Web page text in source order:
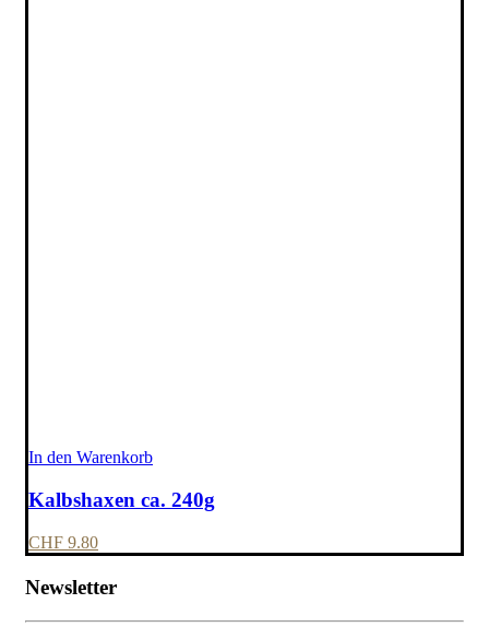
In den Warenkorb
Kalbshaxen ca. 240g
CHF 9.80
Newsletter